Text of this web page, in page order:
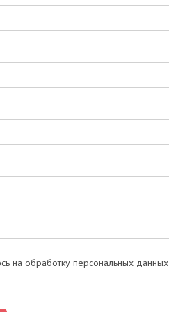
на обработку персональных данных